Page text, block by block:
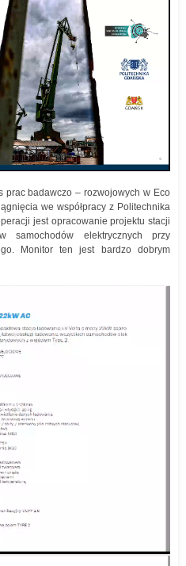
prac badawczo – rozwojowych w Eco
we współpracy z Politechnika
jest opracowanie projektu stacji
samochodów elektrycznych przy
Monitor ten jest bardzo dobrym